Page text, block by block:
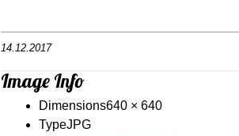
14.12.2017
Image Info
Dimensions640 × 640
TypeJPG